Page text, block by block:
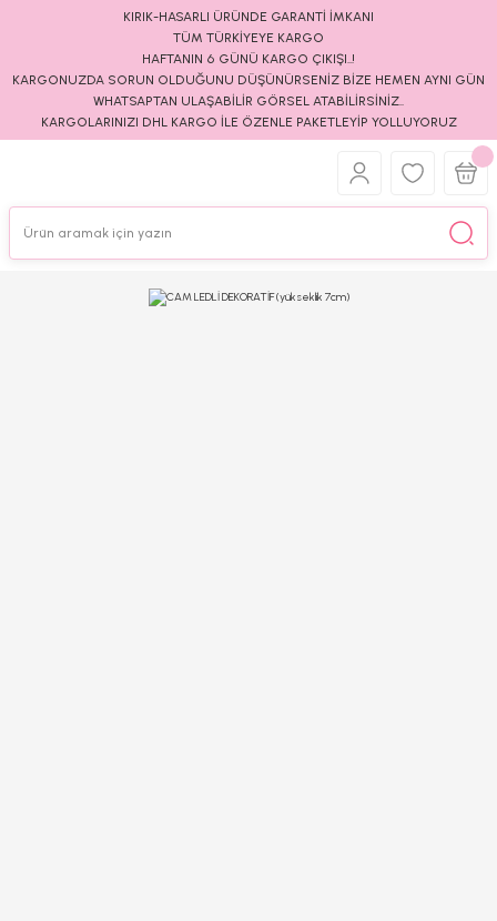
KIRIK-HASARLI ÜRÜNDE GARANTİ İMKANI
TÜM TÜRKİYEYE KARGO
HAFTANIN 6 GÜNÜ KARGO ÇIKIŞI..!
KARGONUZDA SORUN OLDUĞUNU DÜŞÜNÜRSENİZ BİZE HEMEN AYNI GÜN
WHATSAPTAN ULAŞABİLİR GÖRSEL ATABİLİRSİNİZ..
KARGOLARINIZI DHL KARGO İLE ÖZENLE PAKETLEYİP YOLLUYORUZ